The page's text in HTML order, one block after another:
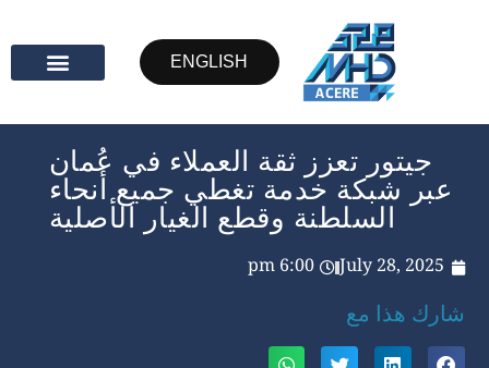
ENGLISH
جيتور تعزز ثقة العملاء في عُمان
عبر شبكة خدمة تغطي جميع أنحاء
السلطنة وقطع الغيار الأصلية
July 28, 2025
6:00 pm
شارك هذا مع